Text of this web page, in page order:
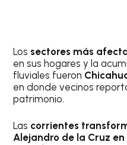
Los sectores más
en sus hogares y la
fluviales fueron
en donde vecinos
patrimonio.
Las corrientes
Alejandro de la Cruz